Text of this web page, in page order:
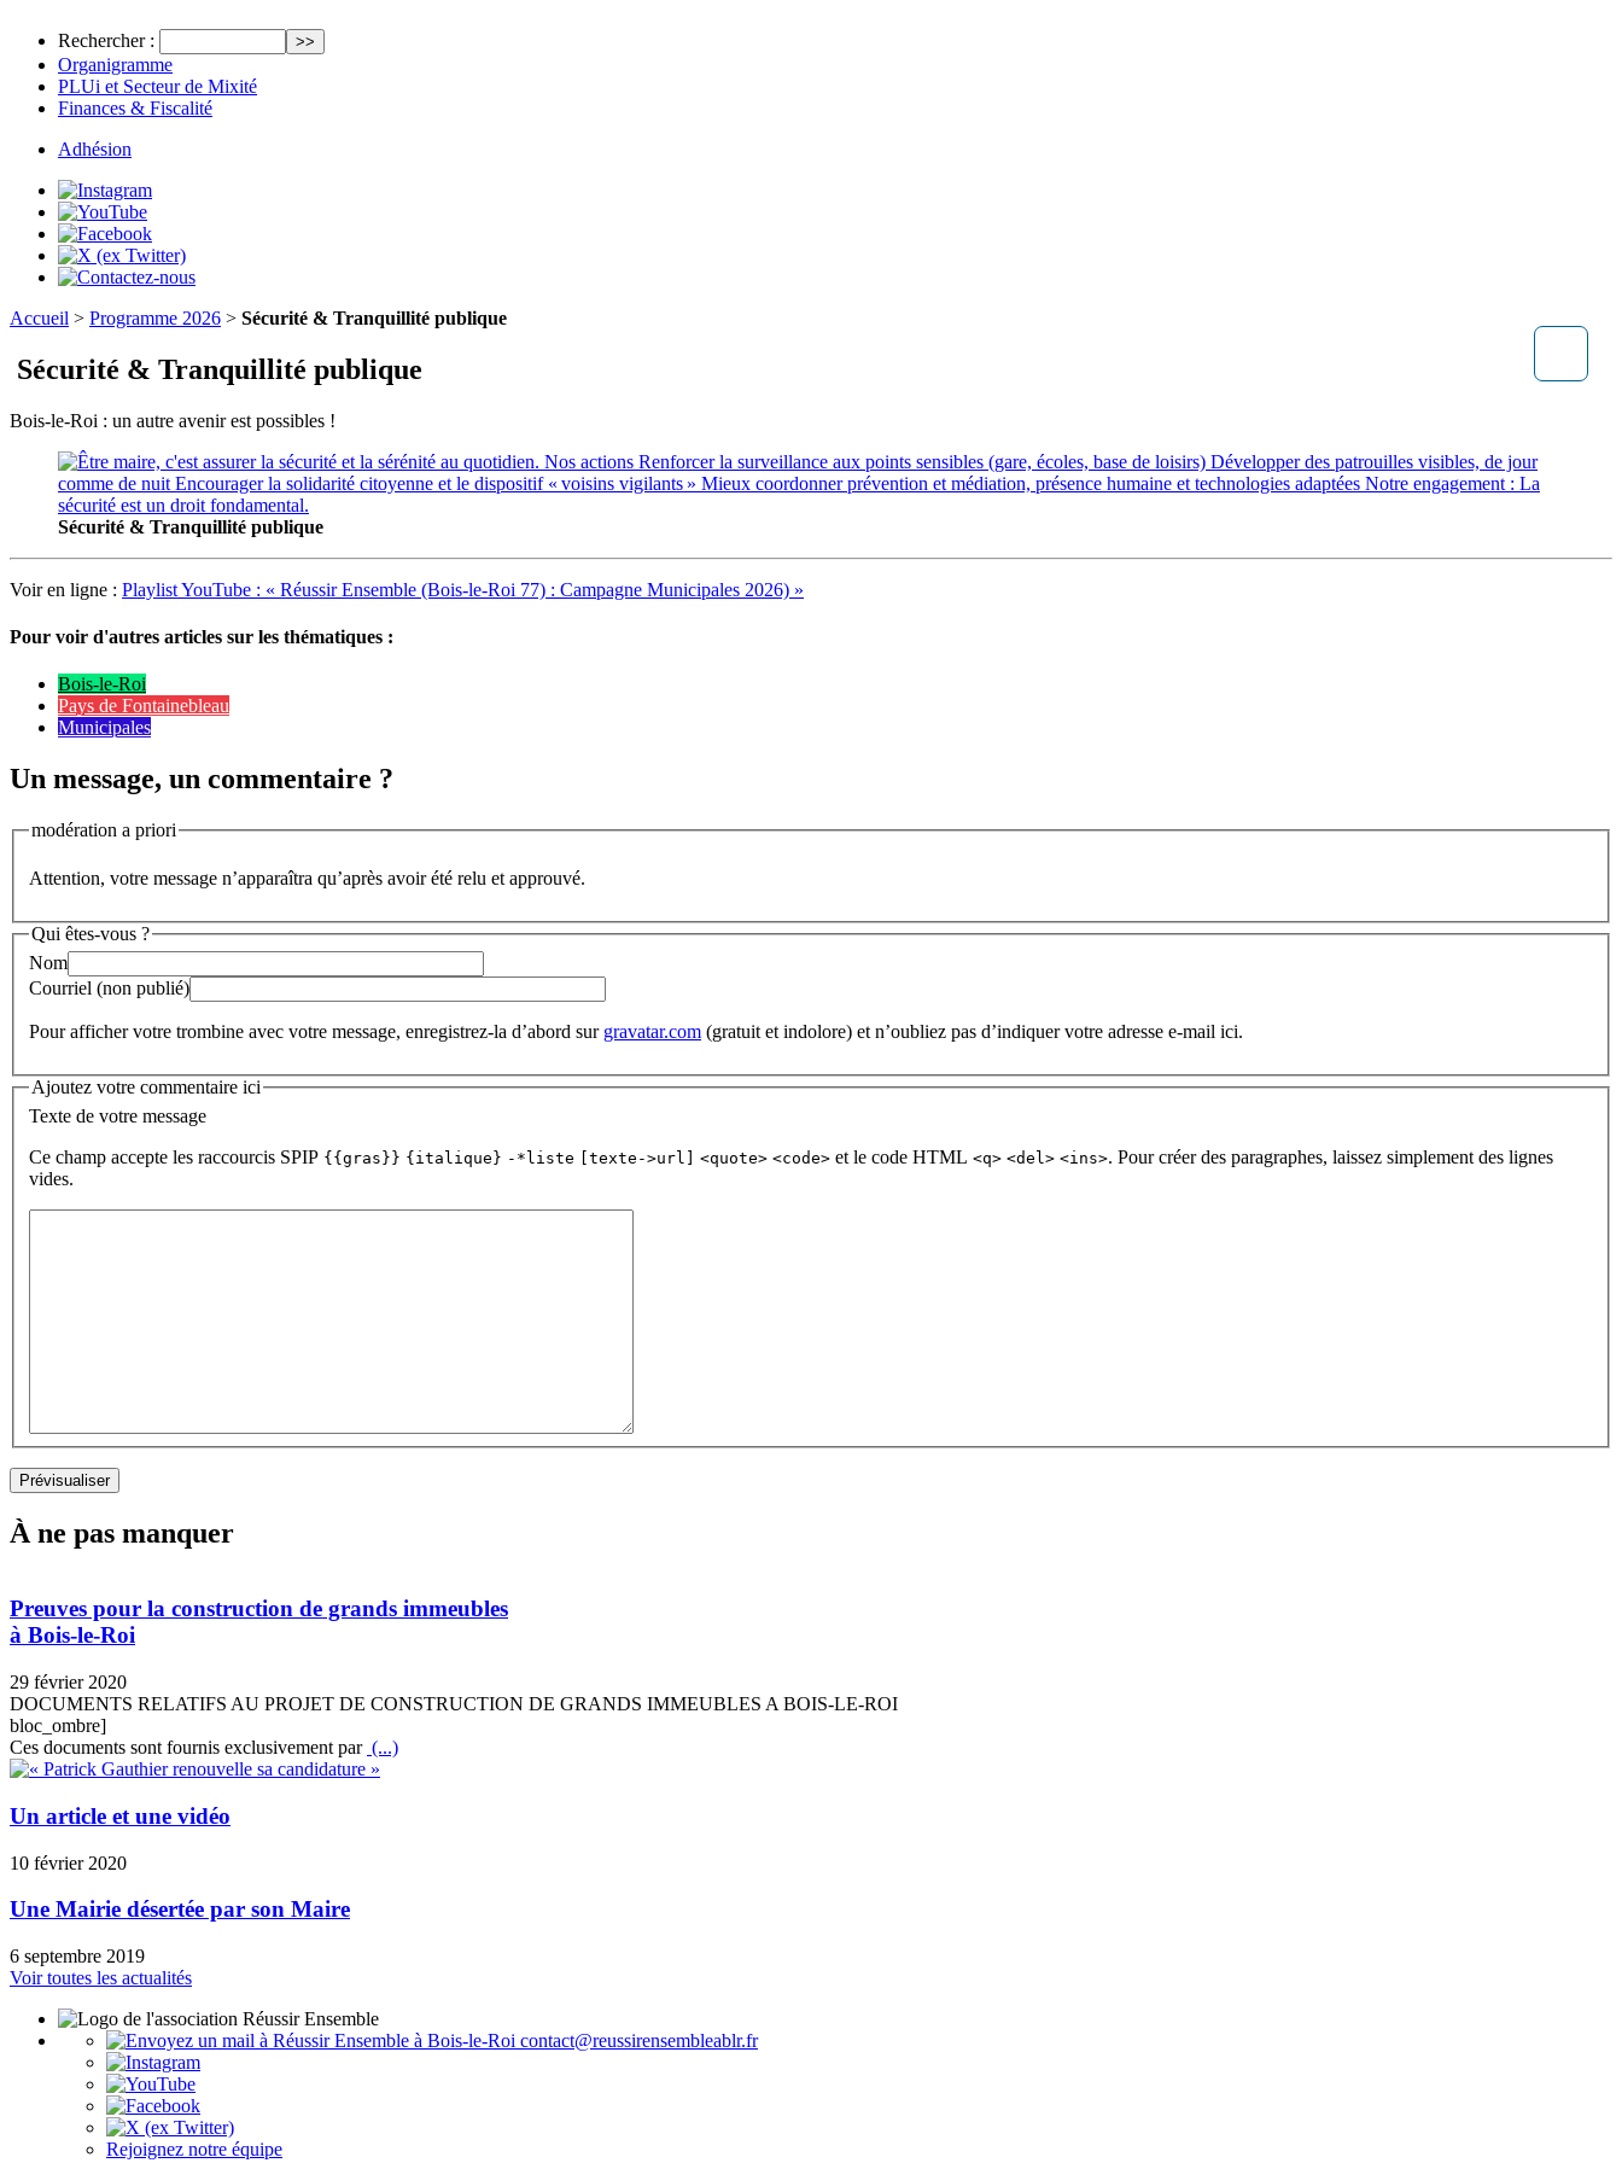
Rechercher :
Organigramme
PLUi et Secteur de Mixité
Finances & Fiscalité
Adhésion
Accueil > Programme 2026 > Sécurité & Tranquillité publique
Sécurité & Tranquillité publique
Bois-le-Roi : un autre avenir est possibles !
Sécurité & Tranquillité publique
Voir en ligne : Playlist YouTube : « Réussir Ensemble (Bois-le-Roi 77) : Campagne Municipales 2026) »
Pour voir d'autres articles sur les thématiques :
Bois-le-Roi
Pays de Fontainebleau
Municipales
Un message, un commentaire ?
modération a priori
Attention, votre message n’apparaîtra qu’après avoir été relu et approuvé.
Qui êtes-vous ?
Nom
Courriel (non publié)
Pour afficher votre trombine avec votre message, enregistrez-la d’abord sur gravatar.com (gratuit et indolore) et n’oubliez pas d’indiquer votre adresse e-mail ici.
Ajoutez votre commentaire ici
Texte de votre message
Ce champ accepte les raccourcis SPIP {{gras}} {italique} -*liste [texte->url] <quote> <code> et le code HTML <q> <del> <ins>. Pour créer des paragraphes, laissez simplement des lignes
vides.
À ne pas manquer
Preuves pour la construction de grands immeubles
à Bois-le-Roi
29 février 2020
DOCUMENTS RELATIFS AU PROJET DE CONSTRUCTION DE GRANDS IMMEUBLES A BOIS-LE-ROI
bloc_ombre]
Ces documents sont fournis exclusivement par (...)
Un article et une vidéo
10 février 2020
Une Mairie désertée par son Maire
6 septembre 2019
Voir toutes les actualités
contact@reussirensembleablr.fr
Rejoignez notre équipe